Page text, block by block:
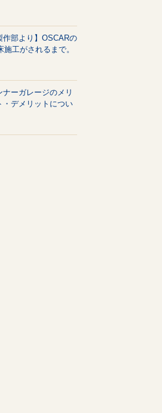
作部より】OSCARの
施工がされるまで。
ナーガレージのメリ
・デメリットについ